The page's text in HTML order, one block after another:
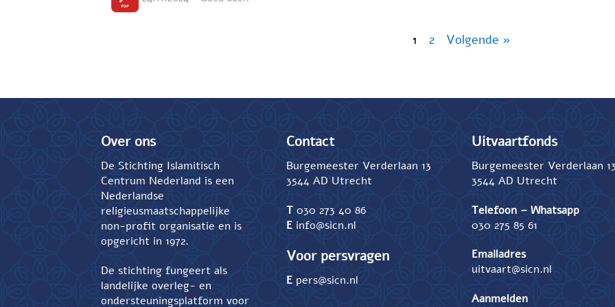
1 2 Volgende »
Over ons
De Stichting Islamitisch
Centrum Nederland is een
Nederlandse
religieusmaatschappelijke
non-profit organisatie en is
opgericht in 1972.
De stichting fungeert als
landelijke overleg- en
ondersteuningsplatform voor
Contact
Burgemeester Verderlaan 13
3544 AD Utrecht
T 030 273 40 86
E info@sicn.nl
Voor persvragen
E pers@sicn.nl
Uitvaartfonds
Burgemeester Verderlaan
3544 AD Utrecht
Telefoon – Whatsapp
030 275 85 61
Emailadres
uitvaart@sicn.nl
Aanmelden